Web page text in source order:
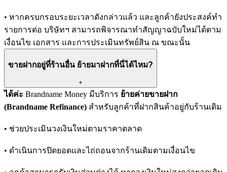
• หากครบกรอบระยะเวลาดังกล่าวแล้ว และลูกค้ายังประสงค์ทำ
รายการต่อ บริษัทฯ สามารถพิจารณาทำสัญญาฉบับใหม่ได้ตาม
เงื่อนไข เอกสาร และการประเมินทรัพย์สิน ณ ขณะนั้น
ขายฝากอยู่ที่ร้านอื่น ย้ายมาฝากที่นี่ได้ไหม?
+
ได้ค่ะ Brandname Money มีบริการ ย้ายค่ายขายฝาก
(Brandname Refinance) สำหรับลูกค้าที่ฝากสินค้าอยู่กับร้านเดิม
• ช่วยประเมินวงเงินใหม่ตามราคาตลาด
• ดำเนินการปิดยอดและไถ่ถอนจากร้านเดิมตามเงื่อนไข